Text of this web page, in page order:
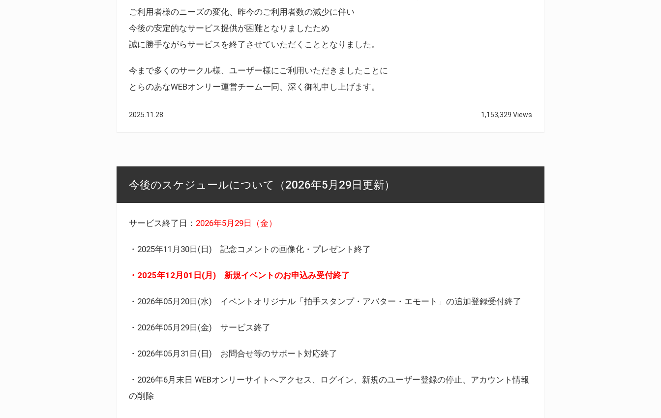
ご利用者様のニーズの変化、昨今のご利用者数の減少に伴い
今後の安定的なサービス提供が困難となりましたため
誠に勝手ながらサービスを終了させていただくこととなりました。
今まで多くのサークル様、ユーザー様にご利用いただきましたことに
とらのあなWEBオンリー運営チーム一同、深く御礼申し上げます。
2025.11.28 1,153,329 Views
今後のスケジュールについて（2026年5月29日更新）
サービス終了日： 2026年5月29日（金）
・2025年11月30日(日) 記念コメントの画像化・プレゼント終了
・2025年12月01日(月) 新規イベントのお申込み受付終了
・2026年05月20日(水) イベントオリジナル「拍手スタンプ・アバター・エモート」の追加登録受付終了
・2026年05月29日(金) サービス終了
・2026年05月31日(日) お問合せ等のサポート対応終了
・2026年6月末日 WEBオンリーサイトへアクセス、ログイン、新規のユーザー登録の停止、アカウント情報
の削除